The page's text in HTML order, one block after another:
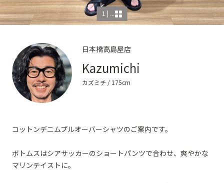
1 | ...
日本橋高島屋店
Kazumichi
カズミチ/ 175cm
コットンデニムプルオーバーシャツのご案内です。
ボトムスはシアサッカーのショートパンツで合わせ、爽やかな
マリンテイストに。